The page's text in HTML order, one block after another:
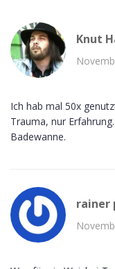
Knut
Ich hab mal 50x
Trauma, nur
Badewanne.
rainer